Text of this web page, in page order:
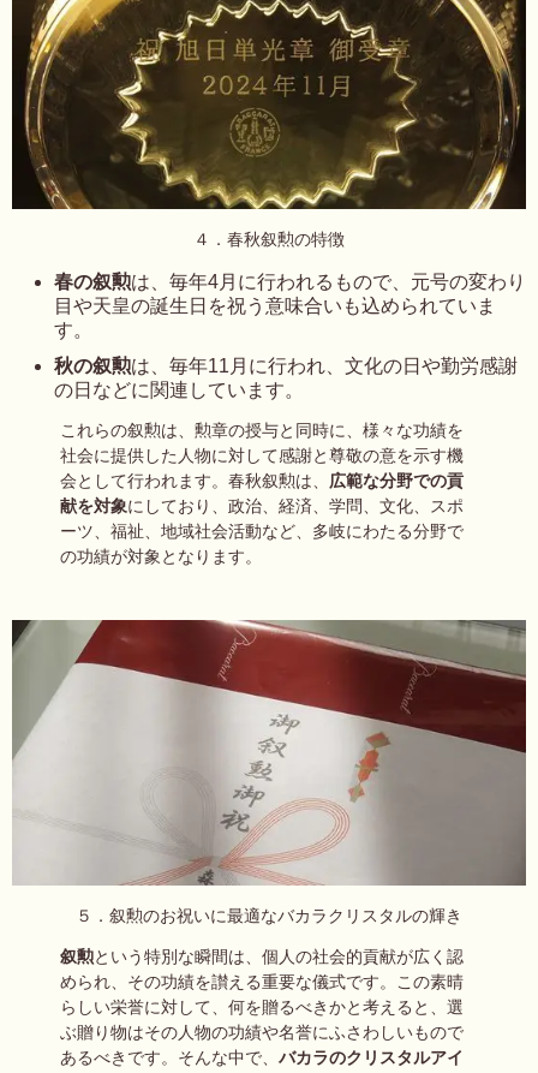
４．春秋叙勲の特徴
春の叙勲は、毎年4月に行われるもので、元号の変わり
目や天皇の誕生日を祝う意味合いも込められていま
す。
秋の叙勲は、毎年11月に行われ、文化の日や勤労感謝
の日などに関連しています。
これらの叙勲は、勲章の授与と同時に、様々な功績を
社会に提供した人物に対して感謝と尊敬の意を示す機
会として行われます。春秋叙勲は、 広範な分野での貢
献を対象にしており、政治、経済、学問、文化、スポ
ーツ、福祉、地域社会活動など、多岐にわたる分野で
の功績が対象となります。
５．叙勲のお祝いに最適なバカラクリスタルの輝き
叙勲という特別な瞬間は、個人の社会的貢献が広く認
められ、その功績を讃える重要な儀式です。この素晴
らしい栄誉に対して、何を贈るべきかと考えると、選
ぶ贈り物はその人物の功績や名誉にふさわしいもので
あるべきです。そんな中で、 バカラのクリスタルアイ